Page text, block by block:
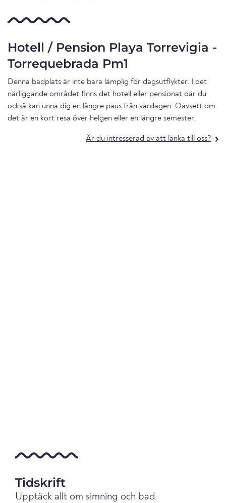
Hotell / Pension Playa Torrevigia -
Torrequebrada Pm1
Denna badplats är inte bara lämplig för dagsutflykter. I det
närliggande området finns det hotell eller pensionat där du
också kan unna dig en längre paus från vardagen. Oavsett om
det är en kort resa över helgen eller en längre semester.
Är du intresserad av att länka till oss?
Tidskrift
Upptäck allt om simning och bad